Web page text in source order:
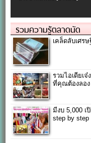
รวมความรู้ตลาดนัด
เคล็ดลับเศร
รวมไอเดียเ
ที่คุณต้องลอง
มีงบ 5,000 เ
step by step